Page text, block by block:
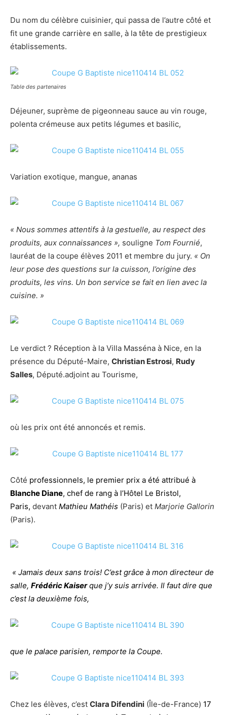
Du nom du célèbre cuisinier, qui passa de l’autre côté et
fit une grande carrière en salle, à la tête de prestigieux
établissements.
Table des partenaires
Déjeuner, suprème de pigeonneau sauce au vin rouge,
polenta crémeuse aux petits légumes et basilic,
Variation exotique, mangue, ananas
« Nous sommes attentifs à la gestuelle, au respect des
produits, aux connaissances », souligne Tom Fournié,
lauréat de la coupe élèves 2011 et membre du jury. « On
leur pose des questions sur la cuisson, l’origine des
produits, les vins. Un bon service se fait en lien avec la
cuisine. »
Le verdict ? Réception à la Villa Masséna à Nice, en la
présence du Député-Maire, Christian Estrosi, Rudy
Salles, Député.adjoint au Tourisme,
où les prix ont été annoncés et remis.
Côté professionnels, le premier prix a été attribué à
Blanche Diane, chef de rang à l’Hôtel Le Bristol,
Paris, devant Mathieu Mathéis (Paris) et Marjorie Gallorin
(Paris).
« Jamais deux sans trois! C’est grâce à mon directeur de
salle, Frédéric Kaiserque j’y suis arrivée. Il faut dire que
c’est la deuxième fois,
que le palace parisien, remporte la Coupe.
Chez les élèves, c’est Clara Difendini (Île-de-France) 17